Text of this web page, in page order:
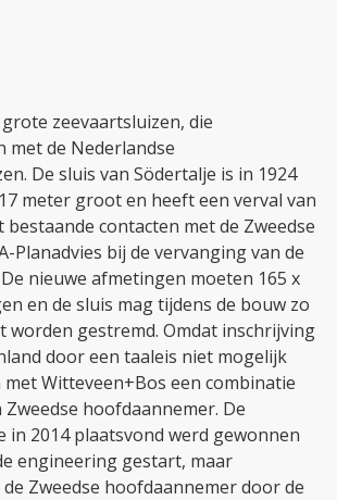
zeevaartsluizen, die
met de Nederlandse
De sluis van Södertalje is in 1924
meter groot en heeft een verval van
bestaande contacten met de Zweedse
Planadvies bij de vervanging van de
nieuwe afmetingen moeten 165 x
en de sluis mag tijdens de bouw zo
worden gestremd. Omdat inschrijving
door een taaleis niet mogelijk
met Witteveen+Bos een combinatie
hoofdaannemer. De
in 2014 plaatsvond werd gewonnen
engineering gestart, maar
Zweedse hoofdaannemer door de